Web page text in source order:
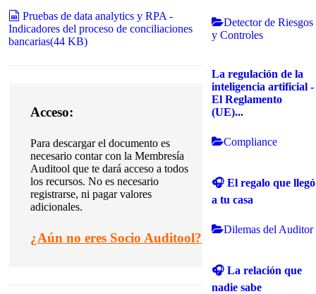
spreadsheet
Pruebas de data analytics y RPA -
Indicadores del proceso de conciliaciones
bancarias(44 KB)
Acceso:
Para descargar el documento es
necesario contar con la Membresía
Auditool que te dará acceso a todos
los recursos. No es necesario
registrarse, ni pagar valores
adicionales.
¿Aún no eres Socio Auditool?
Detector de Riesgos
y Controles
La regulación de la
inteligencia artificial -
El Reglamento
(UE)...
Compliance
🎧 El regalo que llegó
a tu casa
Dilemas del Auditor
🎧 La relación que
nadie sabe